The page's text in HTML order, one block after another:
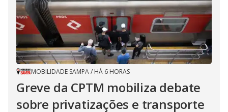
MOBILIDADE SAMPA/ HÁ 6 HORAS
Greve da CPTM mobiliza debate
sobre privatizações e transporte